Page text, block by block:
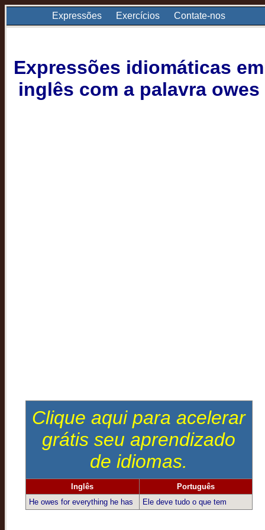
Expressões Exercícios Contate-nos
Expressões idiomáticas em
inglês com a palavra owes
Clique aqui para acelerar
grátis seu aprendizado
de idiomas.
Inglês
Português
He owes for everything he has
Ele deve tudo o que tem